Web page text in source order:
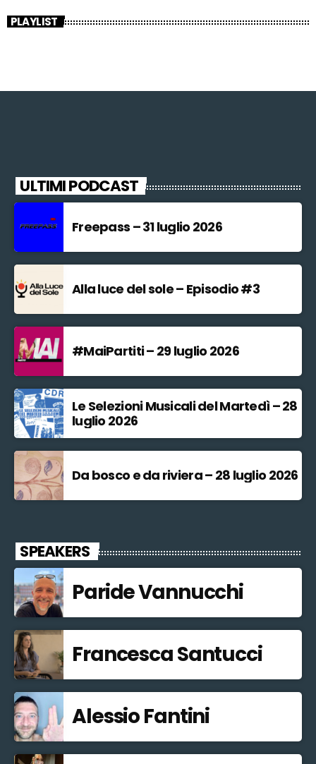
PLAYLIST
ULTIMI PODCAST
Freepass – 31 luglio 2026
Alla luce del sole – Episodio #3
#MaiPartiti – 29 luglio 2026
Le Selezioni Musicali del Martedì – 28
luglio 2026
Da bosco e da riviera – 28 luglio 2026
SPEAKERS
Paride Vannucchi
Francesca Santucci
Alessio Fantini